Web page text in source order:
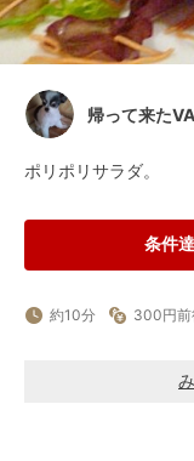
帰って来た
ポリポリサラダ。
条件
約10分 300円前